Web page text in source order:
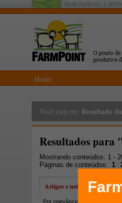
Rede AgriPoint:
Home
Você está em: Resultado
Resultados para
Mostrando conteúdos: 1 -
Páginas de conteúdos:
1
Artigos e notícias
Por relevância